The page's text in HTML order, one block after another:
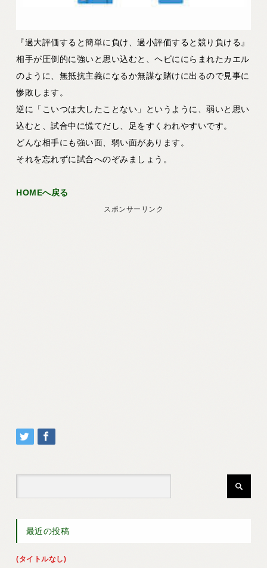
『過大評価すると簡単に負け、過小評価すると競り負ける』
相手が圧倒的に強いと思い込むと、ヘビににらまれたカエル
のように、無抵抗主義になるか無謀な賭けに出るので見事に
惨敗します。
逆に「こいつは大したことない」というように、弱いと思い
込むと、試合中に慌てだし、足をすくわれやすいです。
どんな相手にも強い面、弱い面があります。
それを忘れずに試合へのぞみましょう。
HOMEへ戻る
スポンサーリンク
最近の投稿
(タイトルなし)